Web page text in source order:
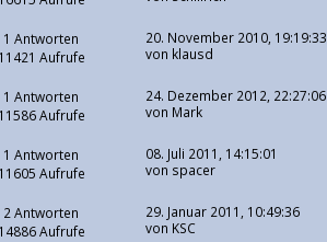
1 Antworten
11421 Aufrufe
20. November 2010, 19:19:33
von klausd
1 Antworten
11586 Aufrufe
24. Dezember 2012, 22:27:06
von Mark
1 Antworten
11605 Aufrufe
08. Juli 2011, 14:15:01
von spacer
2 Antworten
14886 Aufrufe
29. Januar 2011, 10:49:36
von KSC